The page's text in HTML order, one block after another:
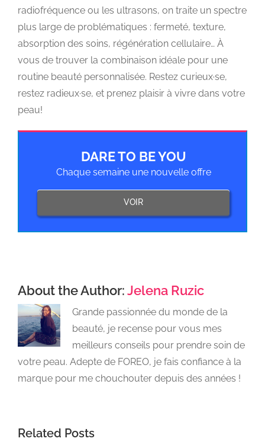
radiofréquence ou les ultrasons, on traite un spectre
plus large de problématiques : fermeté, texture,
absorption des soins, régénération cellulaire… À
vous de trouver la combinaison idéale pour une
routine beauté personnalisée. Restez curieux·se,
restez radieux·se, et prenez plaisir à vivre dans votre
peau!
DARE TO BE YOU
Chaque semaine une nouvelle offre
VOIR
About the Author:Jelena Ruzic
Grande passionnée du monde de la
beauté, je recense pour vous mes
meilleurs conseils pour prendre soin de
votre peau. Adepte de FOREO, je fais confiance à la
marque pour me chouchouter depuis des années !
Related Posts